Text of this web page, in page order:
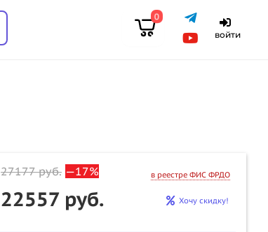
0
войти
27177руб. —17% в реестре ФИС ФРДО
22557 руб. Хочу скидку!